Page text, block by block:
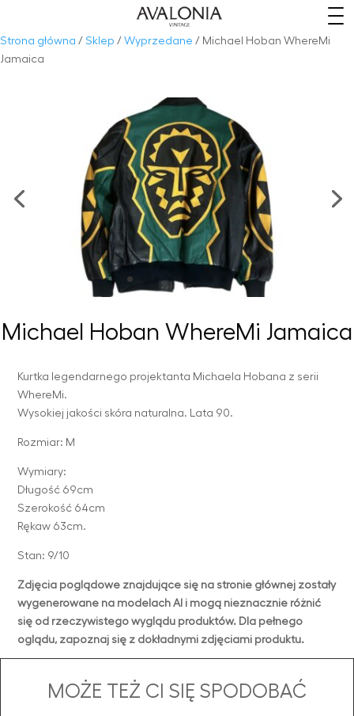
Strona główna / Sklep / Wyprzedane / Michael Hoban WhereMi
Jamaica
Michael Hoban WhereMi Jamaica
Kurtka legendarnego projektanta Michaela Hobana z serii
WhereMi.
Wysokiej jakości skóra naturalna. Lata 90.
Rozmiar: M
Wymiary:
Długość 69cm
Szerokość 64cm
Rękaw 63cm.
Stan: 9/10
Zdjęcia poglądowe znajdujące się na stronie głównej zostały
wygenerowane na modelach AI i mogą nieznacznie różnić
się od rzeczywistego wyglądu produktów. Dla pełnego
oglądu, zapoznaj się z dokładnymi zdjęciami produktu.
MOŻE TEŻ CI SIĘ SPODOBAĆ